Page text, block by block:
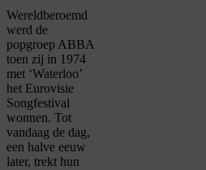
Wereldberoemd
werd de
popgroep ABBA
toen zij in 1974
met ‘Waterloo’
het Eurovisie
Songfestival
wonnen. Tot
vandaag de dag,
een halve eeuw
later, trekt hun